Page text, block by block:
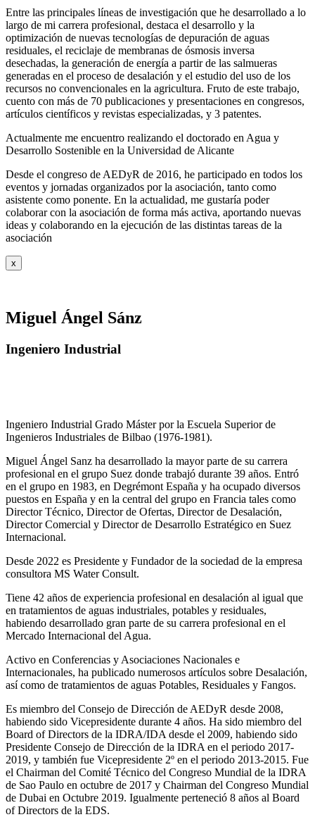
Entre las principales líneas de investigación que he desarrollado a lo
largo de mi carrera profesional, destaca el desarrollo y la
optimización de nuevas tecnologías de depuración de aguas
residuales, el reciclaje de membranas de ósmosis inversa
desechadas, la generación de energía a partir de las salmueras
generadas en el proceso de desalación y el estudio del uso de los
recursos no convencionales en la agricultura. Fruto de este trabajo,
cuento con más de 70 publicaciones y presentaciones en congresos,
artículos científicos y revistas especializadas, y 3 patentes.
Actualmente me encuentro realizando el doctorado en Agua y
Desarrollo Sostenible en la Universidad de Alicante
Desde el congreso de AEDyR de 2016, he participado en todos los
eventos y jornadas organizados por la asociación, tanto como
asistente como ponente. En la actualidad, me gustaría poder
colaborar con la asociación de forma más activa, aportando nuevas
ideas y colaborando en la ejecución de las distintas tareas de la
asociación
x
Miguel Ángel Sánz
Ingeniero Industrial
Ingeniero Industrial Grado Máster por la Escuela Superior de
Ingenieros Industriales de Bilbao (1976-1981).
Miguel Ángel Sanz ha desarrollado la mayor parte de su carrera
profesional en el grupo Suez donde trabajó durante 39 años. Entró
en el grupo en 1983, en Degrémont España y ha ocupado diversos
puestos en España y en la central del grupo en Francia tales como
Director Técnico, Director de Ofertas, Director de Desalación,
Director Comercial y Director de Desarrollo Estratégico en Suez
Internacional.
Desde 2022 es Presidente y Fundador de la sociedad de la empresa
consultora MS Water Consult.
Tiene 42 años de experiencia profesional en desalación al igual que
en tratamientos de aguas industriales, potables y residuales,
habiendo desarrollado gran parte de su carrera profesional en el
Mercado Internacional del Agua.
Activo en Conferencias y Asociaciones Nacionales e
Internacionales, ha publicado numerosos artículos sobre Desalación,
así como de tratamientos de aguas Potables, Residuales y Fangos.
Es miembro del Consejo de Dirección de AEDyR desde 2008,
habiendo sido Vicepresidente durante 4 años. Ha sido miembro del
Board of Directors de la IDRA/IDA desde el 2009, habiendo sido
Presidente Consejo de Dirección de la IDRA en el periodo 2017-
2019, y también fue Vicepresidente 2º en el periodo 2013-2015. Fue
el Chairman del Comité Técnico del Congreso Mundial de la IDRA
de Sao Paulo en octubre de 2017 y Chairman del Congreso Mundial
de Dubai en Octubre 2019. Igualmente perteneció 8 años al Board
of Directors de la EDS.